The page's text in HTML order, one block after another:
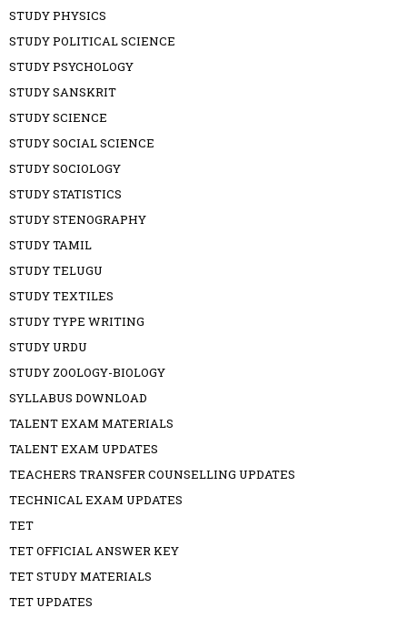
STUDY PHYSICS
STUDY POLITICAL SCIENCE
STUDY PSYCHOLOGY
STUDY SANSKRIT
STUDY SCIENCE
STUDY SOCIAL SCIENCE
STUDY SOCIOLOGY
STUDY STATISTICS
STUDY STENOGRAPHY
STUDY TAMIL
STUDY TELUGU
STUDY TEXTILES
STUDY TYPE WRITING
STUDY URDU
STUDY ZOOLOGY-BIOLOGY
SYLLABUS DOWNLOAD
TALENT EXAM MATERIALS
TALENT EXAM UPDATES
TEACHERS TRANSFER COUNSELLING UPDATES
TECHNICAL EXAM UPDATES
TET
TET OFFICIAL ANSWER KEY
TET STUDY MATERIALS
TET UPDATES